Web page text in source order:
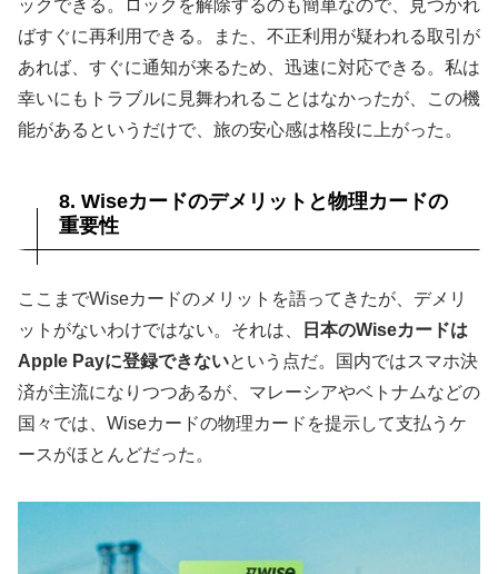
ックできる。ロックを解除するのも簡単なので、見つかれ
ばすぐに再利用できる。また、不正利用が疑われる取引が
あれば、すぐに通知が来るため、迅速に対応できる。私は
幸いにもトラブルに見舞われることはなかったが、この機
能があるというだけで、旅の安心感は格段に上がった。
8. Wiseカードのデメリットと物理カードの
重要性
ここまでWiseカードのメリットを語ってきたが、デメリ
ットがないわけではない。それは、
日本のWiseカードは
Apple Payに登録できないという点だ。国内ではスマホ決
済が主流になりつつあるが、マレーシアやベトナムなどの
国々では、Wiseカードの物理カードを提示して支払うケ
ースがほとんどだった。